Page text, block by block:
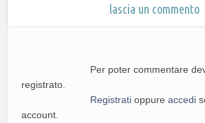
lascia un commento
Per poter commentare
registrato.
Registrati oppureaccedi
account.